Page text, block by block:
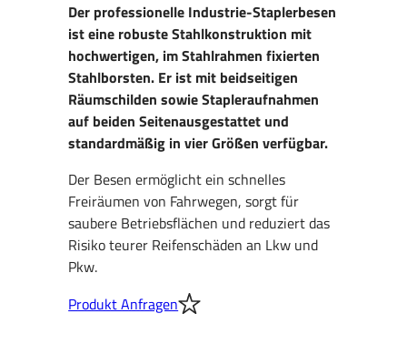
Der professionelle Industrie-Staplerbesen
ist eine robuste Stahlkonstruktion mit
hochwertigen, im Stahlrahmen fixierten
Stahlborsten. Er ist mit beidseitigen
Räumschilden sowie Stapleraufnahmen
auf beiden Seitenausgestattet und
standardmäßig in vier Größen verfügbar.
Der Besen ermöglicht ein schnelles
Freiräumen von Fahrwegen, sorgt für
saubere Betriebsflächen und reduziert das
Risiko teurer Reifenschäden an Lkw und
Pkw.
Produkt Anfragen